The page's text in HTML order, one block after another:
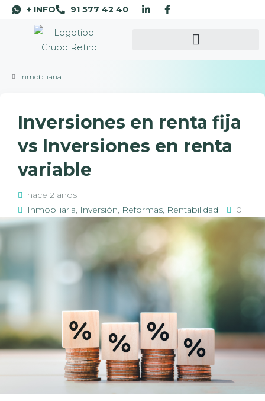
+ INFO 91 577 42 40
Inmobiliaria
Inversiones en renta fija
vs Inversiones en renta
variable
hace 2 años
Inmobiliaria, Inversión, Reformas, Rentabilidad 0